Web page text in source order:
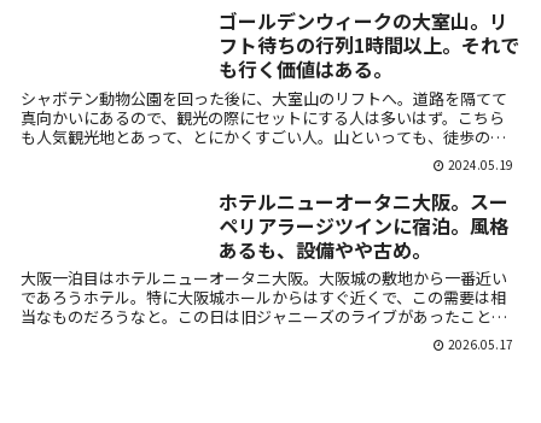
ゴールデンウィークの大室山。リ
フト待ちの行列1時間以上。それで
も行く価値はある。
シャボテン動物公園を回った後に、大室山のリフトへ。道路を隔てて
真向かいにあるので、観光の際にセットにする人は多いはず。こちら
も人気観光地とあって、とにかくすごい人。山といっても、徒歩の登
2024.05.19
ホテルニューオータニ大阪。スー
ペリアラージツインに宿泊。風格
あるも、設備やや古め。
大阪一泊目はホテルニューオータニ大阪。大阪城の敷地から一番近い
であろうホテル。特に大阪城ホールからはすぐ近くで、この需要は相
当なものだろうなと。この日は旧ジャニーズのライブがあったことも
2026.05.17